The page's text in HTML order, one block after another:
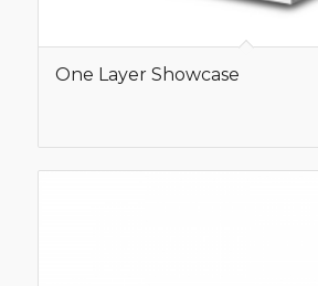
One Layer Showcase